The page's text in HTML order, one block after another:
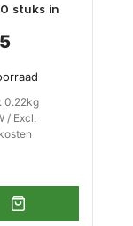
stuks in
bitjes
0.22kg
/ Excl.